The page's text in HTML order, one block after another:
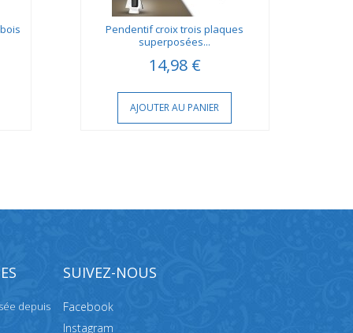
Pendentif croix trois plaques
superposées...
14,98 €
AJOUTER AU PANIER
depuis
SUIVEZ-NOUS
Facebook
Instagram